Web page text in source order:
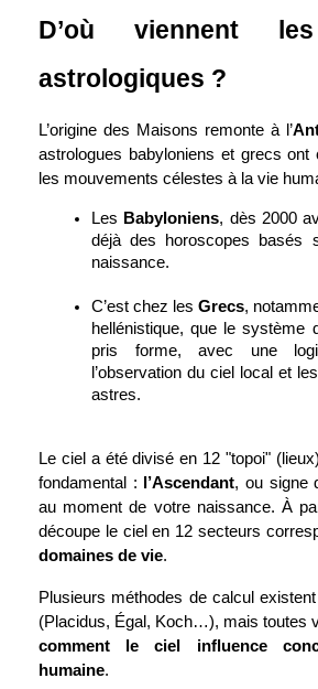
D’où viennent
astrologiques ?
L’origine des Maisons remonte à l’
astrologues babyloniens et grecs ont
les mouvements célestes à la vie
Les Babyloniens, dès 2000
déjà des horoscopes basés
naissance.
C’est chez les Grecs,
hellénistique, que le système
pris forme, avec une
l’observation du ciel local et
astres.
Le ciel a été divisé en 12 "topoi"
fondamental :
l’Ascendant, ou signe
au moment de votre naissance. À
domaines de vie.
Plusieurs méthodes de calcul existent
comment le ciel influence
humaine.